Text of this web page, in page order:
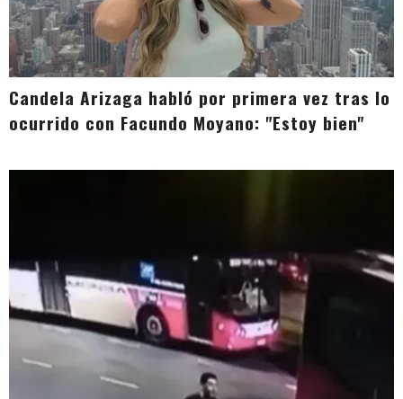
Candela Arizaga habló por primera vez tras lo
ocurrido con Facundo Moyano: "Estoy bien"